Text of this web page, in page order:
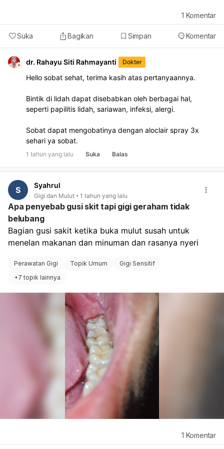
Suka Bagikan Simpan Komentar
1 Komentar
dr. Rahayu Siti Rahmayanti Dokter
Hello sobat sehat, terima kasih atas pertanyaannya.
Bintik di lidah dapat disebabkan oleh berbagai hal,
seperti papilitis lidah, sariawan, infeksi, alergi.
Sobat dapat mengobatinya dengan aloclair spray 3x
sehari ya sobat.
1 tahun yang lalu Suka Balas
S Syahrul
Gigi dan Mulut 1 tahun yang lalu
Apa penyebab gusi skit tapi gigi geraham tidak
belubang
Bagian gusi sakit ketika buka mulut susah untuk
menelan makanan dan minuman dan rasanya nyeri
Perawatan Gigi Topik Umum
Gigi Sensitif
+7 topik lainnya
1 Komentar